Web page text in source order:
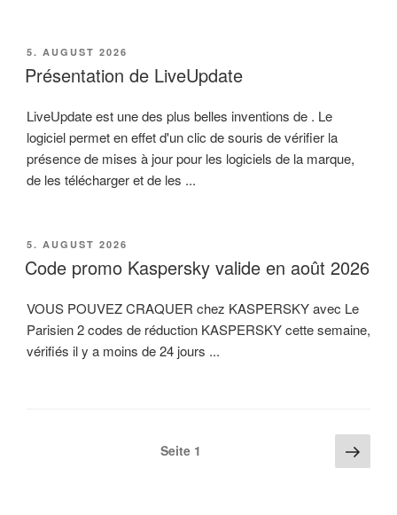
VERÖFFENTLICHT
AM
5. AUGUST 2026
Présentation de LiveUpdate
LiveUpdate est une des plus belles inventions de . Le
logiciel permet en effet d'un clic de souris de vérifier la
présence de mises à jour pour les logiciels de la marque,
de les télécharger et de les ...
VERÖFFENTLICHT
AM
5. AUGUST 2026
Code promo Kaspersky valide en août 2026
VOUS POUVEZ CRAQUER chez KASPERSKY avec Le
Parisien 2 codes de réduction KASPERSKY cette semaine,
vérifiés il y a moins de 24 jours ...
BeitragsnavigationSeite 1
Seite